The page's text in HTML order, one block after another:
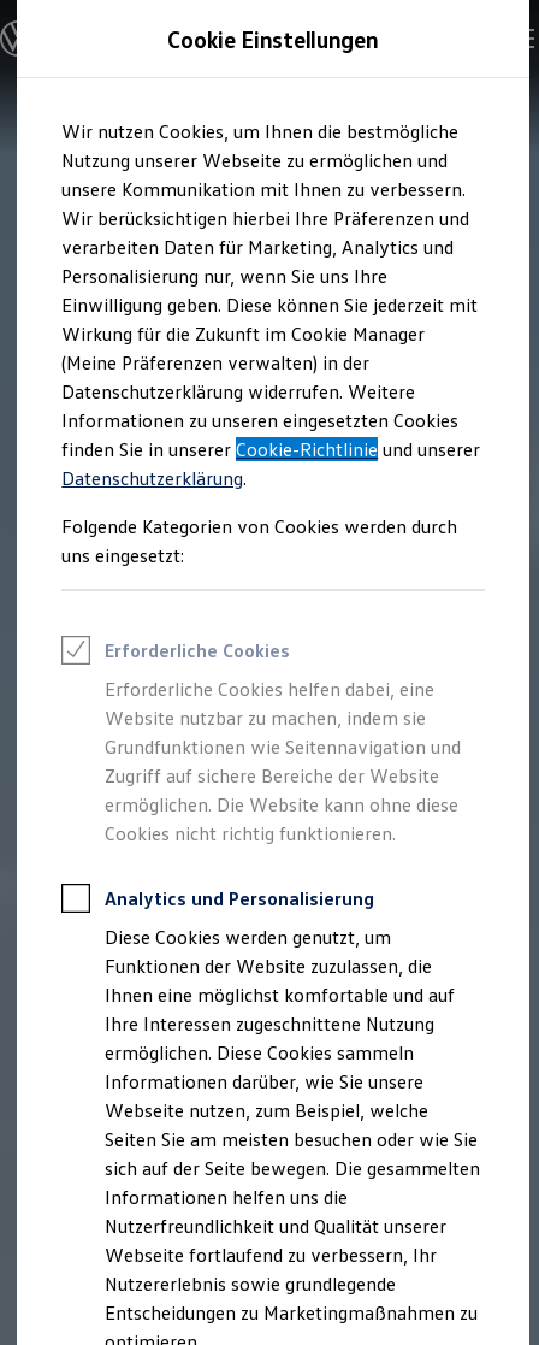
Hauptinhalt
springen
Footer
springen
Modelle & Konfigurator
Nutzfahrzeugkategorien entdecken
Modelle konfigurieren
Vorgängermodelle und Oldtimer
Vorgängermodelle
Oldtimer
Bulli Historie
Branchenlösungen & Gewerbekunden
Umbaulösungen und Hersteller finden
Auf- und Umbauten entdecken & konfigurieren
Groß- und Sonderkunden
Großkunden
Kommunen & Behörden
Journalisten
Sportvereine
Branchenlösungen
Bau & Handwerk
Gewerbliche Personenbeförderung
Service & mobile Werkstätten
Kurier, Logistik & Handel
Feuerwehr
Rettungsdienste
ONE Business ID Vorteile
Fahrzeugsuche & Marktplatz
Digitaler Marktplatz
Kauf & Finanzierung
Online-Fahrzeugbewertung
Aktionen & Angebote
E-Auto-Förderung
Für Privatkunden
Für Gewerbekunden
Profi Paket
TopDeal
Zertifizierte Gebrauchtwagen
Für Privatkunden
Für Gewerbekunden
Leasing
Für Privatkunden
Für Gewerbekunden
Versicherungen & Garantien
Garantien
Kfz-Versicherung für Nutzfahrzeuge
Restschuldversicherung
Wartungsverträge
Besitzer & Service
Reparatur & Service
Sommer-Special
Reparatur, Pflege & Inspektion
Servicetermin anfragen
Service-Vorteile bei Volkswagen Nutzfahrzeuge
ServicePlus
Economy Service
Räder & Reifen Service
Cookie Einstellungen
Wir nutzen Cookies, um Ihnen die bestmögliche
Nutzung unserer Webseite zu ermöglichen und
unsere Kommunikation mit Ihnen zu verbessern.
Wir berücksichtigen hierbei Ihre Präferenzen und
verarbeiten Daten für Marketing, Analytics und
Personalisierung nur, wenn Sie uns Ihre
Einwilligung geben. Diese können Sie jederzeit mit
Wirkung für die Zukunft im Cookie Manager
(Meine Präferenzen verwalten) in der
Datenschutzerklärung widerrufen. Weitere
Informationen zu unseren eingesetzten Cookies
finden Sie in unsererCookie-Richtlinie und unserer
Datenschutzerklärung.
Folgende Kategorien von Cookies werden durch
uns eingesetzt:
Erforderliche Cookies
Erforderliche Cookies helfen dabei, eine
Website nutzbar zu machen, indem sie
Grundfunktionen wie Seitennavigation und
Zugriff auf sichere Bereiche der Website
ermöglichen. Die Website kann ohne diese
Cookies nicht richtig funktionieren.
Analytics und Personalisierung
Diese Cookies werden genutzt, um
Funktionen der Website zuzulassen, die
Ihnen eine möglichst komfortable und auf
Ihre Interessen zugeschnittene Nutzung
ermöglichen. Diese Cookies sammeln
Informationen darüber, wie Sie unsere
Webseite nutzen, zum Beispiel, welche
Seiten Sie am meisten besuchen oder wie Sie
sich auf der Seite bewegen. Die gesammelten
Informationen helfen uns die
Nutzerfreundlichkeit und Qualität unserer
Webseite fortlaufend zu verbessern, Ihr
Nutzererlebnis sowie grundlegende
Entscheidungen zu Marketingmaßnahmen zu